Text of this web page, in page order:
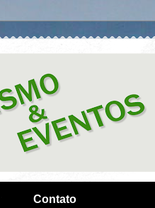
Contato